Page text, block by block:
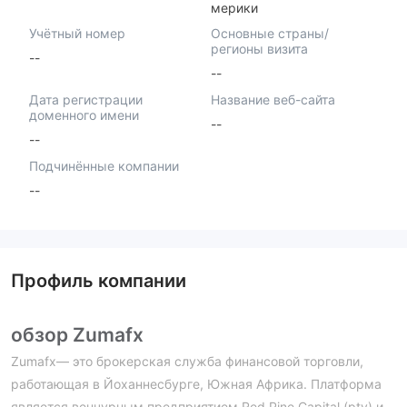
мерики
Учётный номер
--
Основные страны/
регионы визита
--
Дата регистрации
доменного имени
--
Название веб-сайта
--
Подчинённые компании
--
Профиль компании
обзор Zumafx
Zumafx— это брокерская служба финансовой торговли,
работающая в Йоханнесбурге, Южная Африка. Платформа